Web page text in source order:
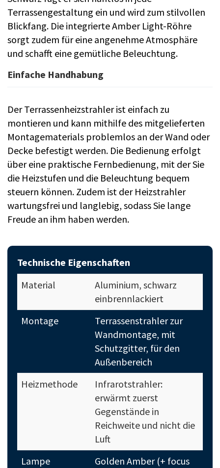
Terrassengestaltung ein und wird zum stilvollen
Blickfang. Die integrierte Amber Light-Röhre
sorgt zudem für eine angenehme Atmosphäre
und schafft eine gemütliche Beleuchtung.
Einfache Handhabung
Der Terrassenheizstrahler ist einfach zu
montieren und kann mithilfe des mitgelieferten
Montagematerials problemlos an der Wand oder
Decke befestigt werden. Die Bedienung erfolgt
über eine praktische Fernbedienung, mit der Sie
die Heizstufen und die Beleuchtung bequem
steuern können. Zudem ist der Heizstrahler
wartungsfrei und langlebig, sodass Sie lange
Freude an ihm haben werden.
Technische Eigenschaften
Material
Aluminium, schwarz
einbrennlackiert
Montage
Terrassenstrahler zur
Wandmontage, mit
Schutzgitter, für den
Außenbereich
Heizmethode
Infrarotstrahler:
erwärmt zuerst
Gegenstände in
Reichweite und nicht die
Luft
Lampe
Golden Amber (+ focus